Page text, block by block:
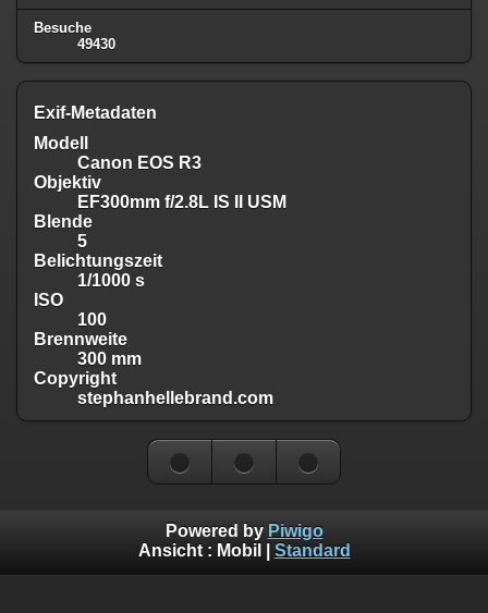
Besuche
49430
Exif-Metadaten
Modell
Canon EOS R3
Objektiv
EF300mm f/2.8L IS II USM
Blende
5
Belichtungszeit
1/1000 s
ISO
100
Brennweite
300 mm
Copyright
stephanhellebrand.com
Powered by Piwigo
Ansicht : Mobil Standard